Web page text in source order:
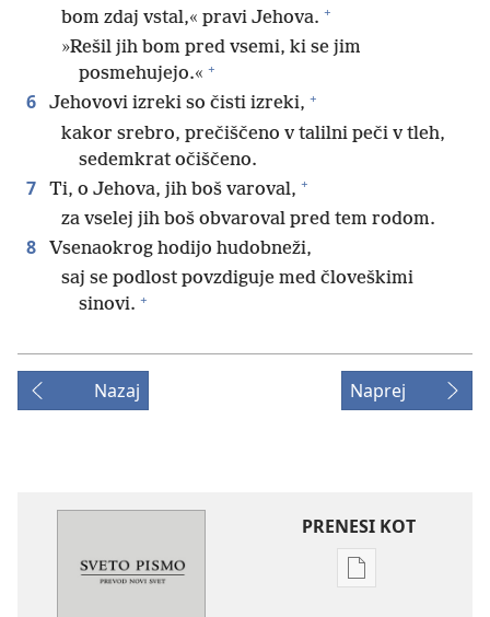
bom zdaj vstal,« pravi Jehova. +
»Rešil jih bom pred vsemi, ki se jim
posmehujejo.« +
6 Jehovovi izreki so čisti izreki, +
kakor srebro, prečiščeno v talilni peči v tleh,
sedemkrat očiščeno.
7 Ti, o Jehova, jih boš varoval, +
za vselej jih boš obvaroval pred tem rodom.
8
Vsenaokrog hodijo hudobneži,
saj se podlost povzdiguje med človeškimi
sinovi. +
Nazaj Naprej
PRENESI KOT
Možnosti